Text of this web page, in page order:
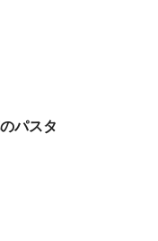
パスタ